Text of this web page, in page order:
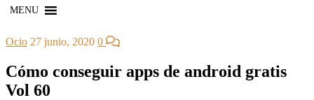
MENU
Ocio 27 junio, 2020 0
Cómo conseguir apps de android gratis
Vol 60